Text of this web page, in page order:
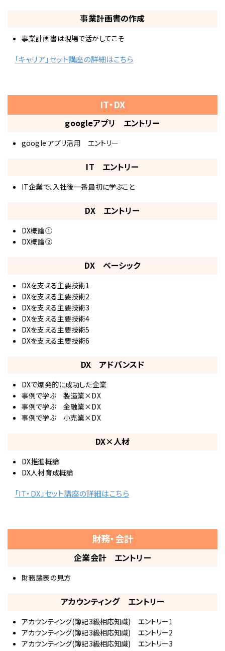
事業計画書の作成
事業計画書は現場で活かしてこそ
「キャリア」セット講座の詳細はこちら
IT・DX
googleアプリ エントリー
google アプリ活用 エントリー
IT エントリー
IT企業で、入社後一番最初に学ぶこと
DX エントリー
DX概論①
DX概論②
DX ベーシック
DXを支える主要技術1
DXを支える主要技術2
DXを支える主要技術3
DXを支える主要技術4
DXを支える主要技術5
DXを支える主要技術6
DX アドバンスド
DXで爆発的に成功した企業
事例で学ぶ 製造業×DX
事例で学ぶ 金融業×DX
事例で学ぶ 小売業×DX
DX×人材
DX推進概論
DX人材育成概論
「IT・DX」セット講座の詳細はこちら
財務・会計
企業会計 エントリー
財務諸表の見方
アカウンティング エントリー
アカウンティング(簿記3級相応知識) エントリー1
アカウンティング(簿記3級相応知識) エントリー2
アカウンティング(簿記3級相応知識) エントリー3